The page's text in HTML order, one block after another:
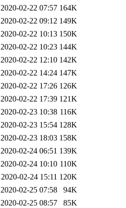
2020-02-22 07:57 164K
2020-02-22 09:12 149K
2020-02-22 10:13 150K
2020-02-22 10:23 144K
2020-02-22 12:10 142K
2020-02-22 14:24 147K
2020-02-22 17:26 126K
2020-02-22 17:39 121K
2020-02-23 10:38 116K
2020-02-23 15:54 128K
2020-02-23 18:03 158K
2020-02-24 06:51 139K
2020-02-24 10:10 110K
2020-02-24 15:11 120K
2020-02-25 07:58
94K
2020-02-25 08:57
85K